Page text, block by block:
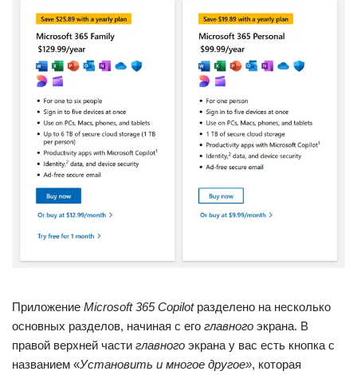
Приложение Microsoft 365 Copilot разделено на несколько
основных разделов, начиная с его главного экрана. В
правой верхней части главного экрана у вас есть кнопка с
названием «Установить и многое другое», которая